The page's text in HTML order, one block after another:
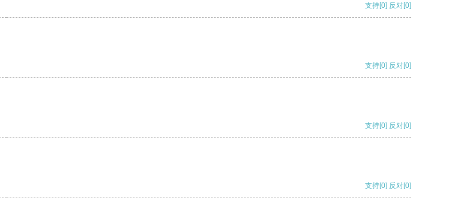
支持[0] 反对[0]
支持[0] 反对[0]
支持[0] 反对[0]
支持[0] 反对[0]